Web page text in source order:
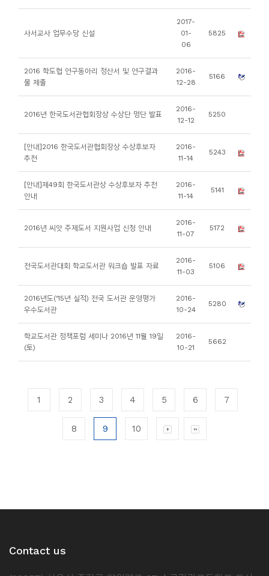
사서교사 업무수당 신설
2017-
01-
06
5825
2016 학도협 연구동아리 정산서 및 연구결과
물 제출
2016-
12-28
5166
2016년 한국도서관협회장상 수상단 명단 발표
2016-
12-12
5250
[안내]2016 한국도서관협회장상 수상후보자
추천
2016-
11-14
5243
[안내]제49회 한국도서관상 수상후보자 추천
안내
2016-
11-14
5141
2016년 씨앗 주제도서 지원사업 신청 안내
2016-
11-07
5172
전국도서관대회 학교도서관 워크숍 발표 자료
2016-
11-03
5106
2016년도(‘15년 실적) 전국 도서관 운영평가
우수도서관
2016-
10-24
5280
학교도서관 정책포럼 세미나 2016년 11월 19일
(토)
2016-
10-21
5662
1 2 3 4 5 6 7
8 9 10
Contact us
개
서